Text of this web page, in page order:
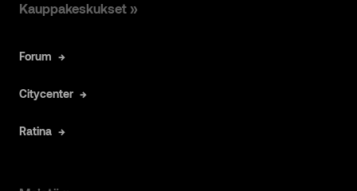
Kauppakeskukset »
Forum
Citycenter
Ratina